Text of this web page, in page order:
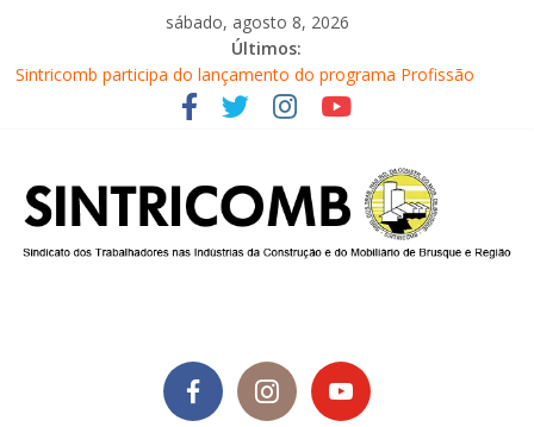
sábado, agosto 8, 2026
Últimos:
Sintricomb participa do lançamento do programa Profissão
Construir em Brusque
Equipe do SINTRICOMB realiza mais uma edição do Café na
Conselho Fiscal do SINTRICOMB realiza avaliação das contas do
sindicato
Diretores do SINTRICOMB são eleitos para a direção da Nova
Central Sindical de SC